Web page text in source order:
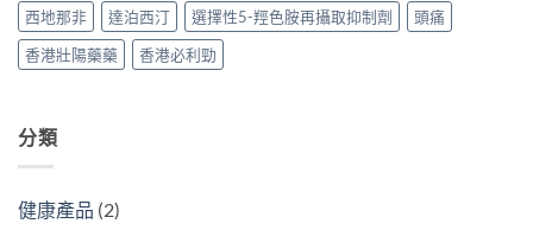
中
西地那非
達泊西汀 選擇性5-羥色胺再攝取抑制劑
頭痛
香港壯陽藥藥
香港必利勁
分類
健康產品 (2)